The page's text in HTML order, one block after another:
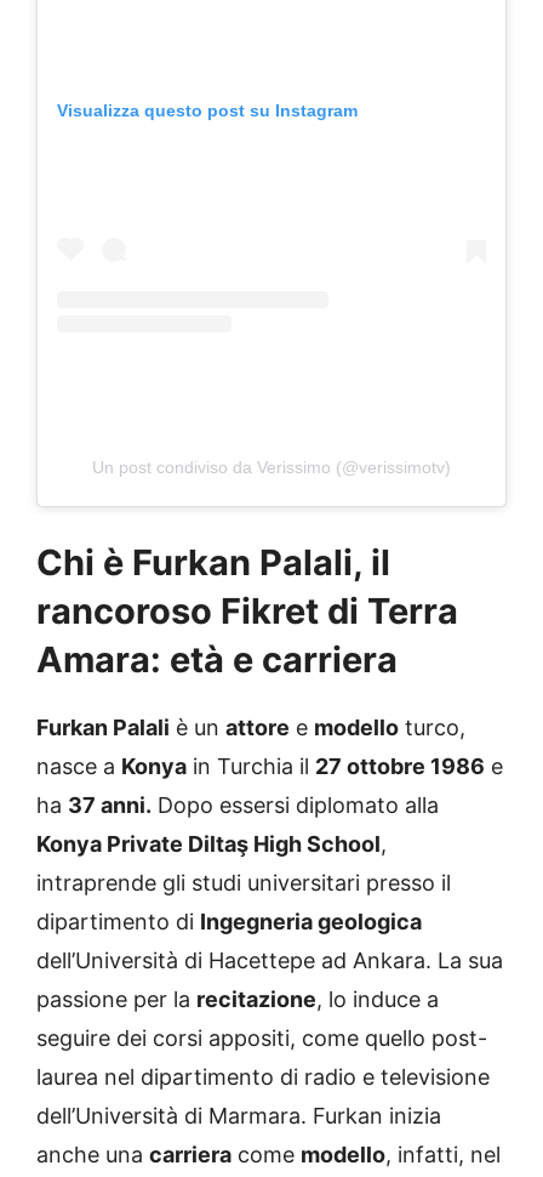
Visualizza questo post su Instagram
Un post condiviso da Verissimo (@verissimotv)
Chi è Furkan Palali, il
rancoroso Fikret di Terra
Amara: età e carriera
Furkan Palali è un attore e modello turco,
nasce a Konya in Turchia il 27 ottobre 1986 e
ha 37 anni. Dopo essersi diplomato alla
Konya Private Diltaş High School,
intraprende gli studi universitari presso il
dipartimento di Ingegneria geologica
dell’Università di Hacettepe ad Ankara. La sua
passione per la recitazione, lo induce a
seguire dei corsi appositi, come quello post-
laurea nel dipartimento di radio e televisione
dell’Università di Marmara. Furkan inizia
anche una carriera come modello, infatti, nel